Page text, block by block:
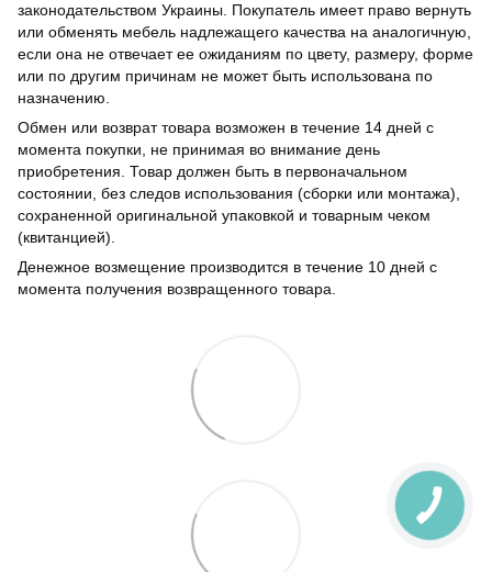
законодательством Украины. Покупатель имеет право вернуть
или обменять мебель надлежащего качества на аналогичную,
если она не отвечает ее ожиданиям по цвету, размеру, форме
или по другим причинам не может быть использована по
назначению.
Обмен или возврат товара возможен в течение 14 дней с
момента покупки, не принимая во внимание день
приобретения. Товар должен быть в первоначальном
состоянии, без следов использования (сборки или монтажа),
сохраненной оригинальной упаковкой и товарным чеком
(квитанцией).
Денежное возмещение производится в течение 10 дней с
момента получения возвращенного товара.